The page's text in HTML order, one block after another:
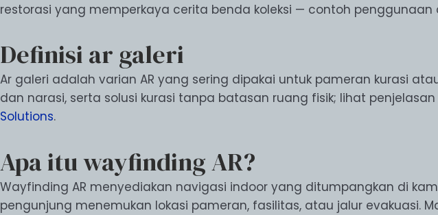
restorasi yang memperkaya cerita benda koleksi — contoh penggunaan
Definisi ar galeri
Ar galeri adalah varian AR yang sering dipakai untuk pameran kurasi
dan narasi, serta solusi kurasi tanpa batasan ruang fisik; lihat
Solutions.
Apa itu wayfinding AR?
Wayfinding AR menyediakan navigasi indoor yang ditumpangkan di
pengunjung menemukan lokasi pameran, fasilitas, atau jalur evakuasi.